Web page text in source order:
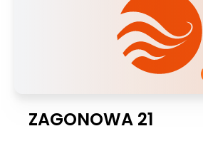
ZAGONOWA 21